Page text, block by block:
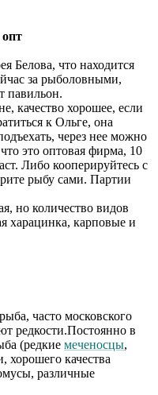
Белова, что находится
за рыболовными,
павильон.
качество хорошее, если
к Ольге, она
через нее можно
это оптовая фирма, 10
Либо кооперируйтесь с
рыбу сами. Партии
но количество видов
харацинка, карповые и
часто московского
редкости.Постоянно в
(редкие меченосцы,
хорошего качества
различные